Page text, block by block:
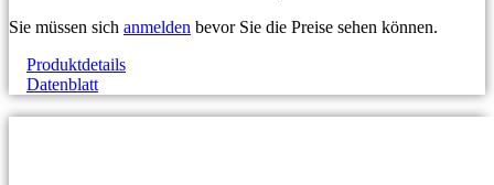
Sie müssen sich anmelden bevor Sie die Preise sehen können.
Produktdetails
Datenblatt